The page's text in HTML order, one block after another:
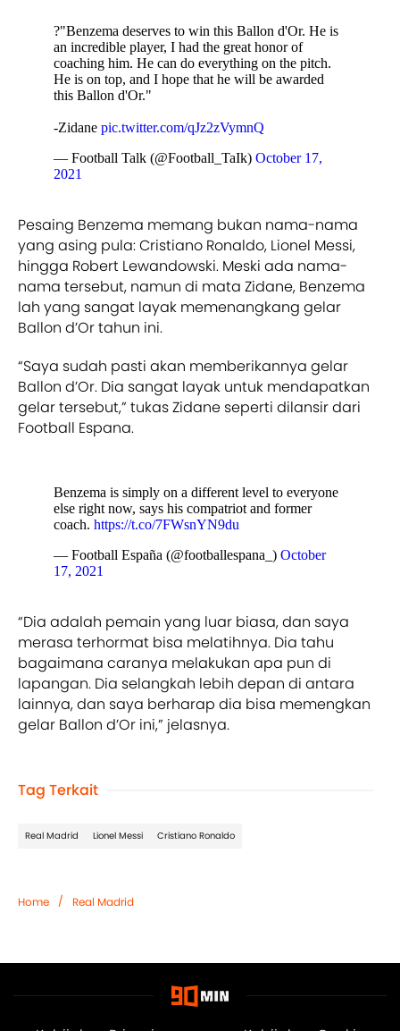
?️"Benzema deserves to win this Ballon d'Or. He is
an incredible player, I had the great honor of
coaching him. He can do everything on the pitch.
He is on top, and I hope that he will be awarded
this Ballon d'Or."
-Zidane pic.twitter.com/qJz2zVymnQ
— Football Talk (@Football_TaIk) October 17,
2021
Pesaing Benzema memang bukan nama-nama
yang asing pula: Cristiano Ronaldo, Lionel Messi,
hingga Robert Lewandowski. Meski ada nama-
nama tersebut, namun di mata Zidane, Benzema
lah yang sangat layak memenangkang gelar
Ballon d’Or tahun ini.
“Saya sudah pasti akan memberikannya gelar
Ballon d’Or. Dia sangat layak untuk mendapatkan
gelar tersebut,” tukas Zidane seperti dilansir dari
Football Espana.
Benzema is simply on a different level to everyone
else right now, says his compatriot and former
coach. https://t.co/7FWsnYN9du
— Football España (@footballespana_) October
17, 2021
“Dia adalah pemain yang luar biasa, dan saya
merasa terhormat bisa melatihnya. Dia tahu
bagaimana caranya melakukan apa pun di
lapangan. Dia selangkah lebih depan di antara
lainnya, dan saya berharap dia bisa memengkan
gelar Ballon d’Or ini,” jelasnya.
Tag Terkait
Real Madrid Lionel Messi Cristiano Ronaldo
Home / Real Madrid